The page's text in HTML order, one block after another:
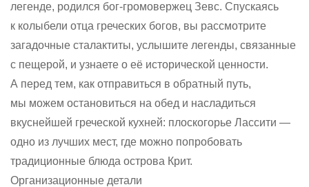
легенде, родился бог-громовержец Зевс. Спускаясь
к колыбели отца греческих богов, вы рассмотрите
загадочные сталактиты, услышите легенды, связанные
с пещерой, и узнаете о её исторической ценности.
А перед тем, как отправиться в обратный путь,
мы можем остановиться на обед и насладиться
вкуснейшей греческой кухней: плоскогорье Лассити —
одно из лучших мест, где можно попробовать
традиционные блюда острова Крит.
Организационные детали